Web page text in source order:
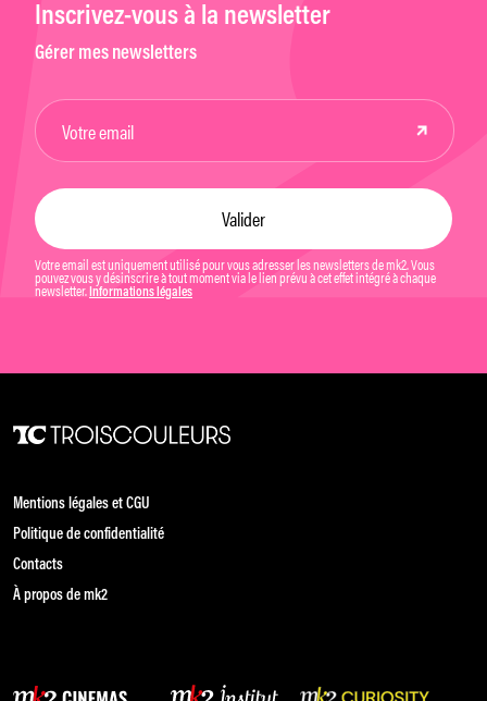
Inscrivez-vous à la newsletter
Gérer mes newsletters
Votre email est uniquement utilisé pour vous adresser les newsletters de mk2. Vous
pouvez vous y désinscrire à tout moment via le lien prévu à cet effet intégré à chaque
newsletter. Informations légales
Mentions légales et CGU
Politique de confidentialité
Contacts
À propos de mk2